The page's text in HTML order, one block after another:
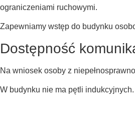
ograniczeniami ruchowymi.
Zapewniamy wstęp do budynku
Dostępność
Na wniosek osoby z
W budynku nie ma pętli indukcyjnych.